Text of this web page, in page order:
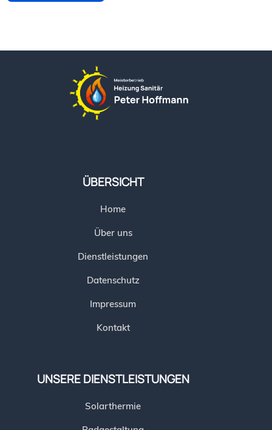
ÜBERSICHT
Home
Über uns
Dienstleistungen
Datenschutz
Impressum
Kontakt
UNSERE DIENSTLEISTUNGEN
Solarthermie